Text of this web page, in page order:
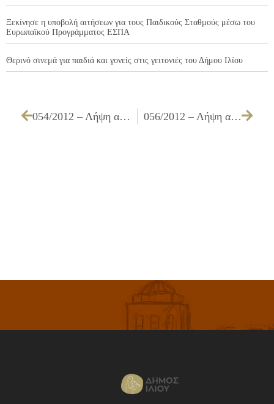
Ξεκίνησε η υποβολή αιτήσεων για τους Παιδικούς Σταθμούς μέσω του
Ευρωπαϊκού Προγράμματος ΕΣΠΑ
Θερινό σινεμά για παιδιά και γονείς στις γειτονιές του Δήμου Ιλίου
054/2012 – Λήψη απόφασης για προέγκριση ίδρυσης καταστημάτων υγειονομικού ενδιαφέροντος 056/2012 – Λήψη απόφασης για αντικατάσταση άδειας ίδρυσης & λειτουργίας καταστημάτων υγειονομικού ενδιαφέροντος